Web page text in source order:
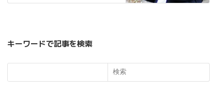
キーワードで記事を検索
検索